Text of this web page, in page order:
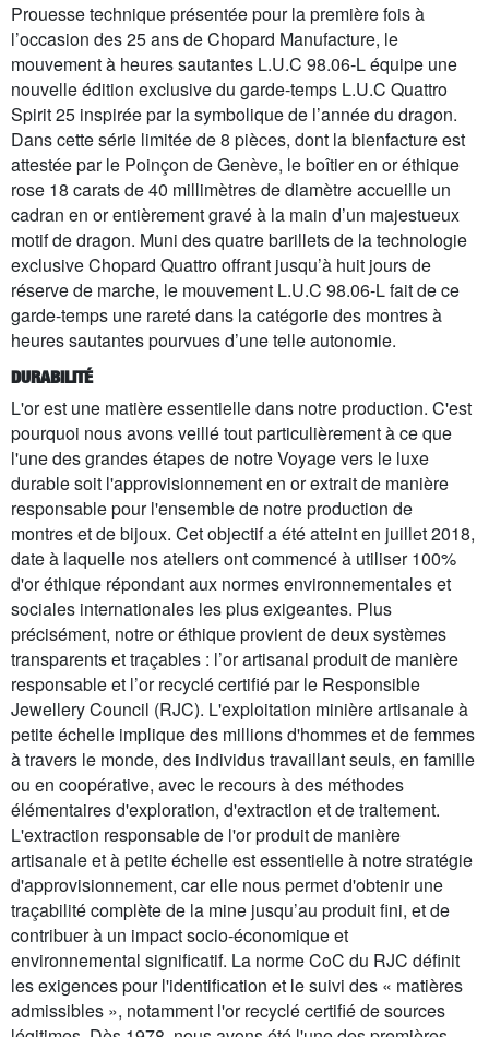
Prouesse technique présentée pour la première fois à
l’occasion des 25 ans de Chopard Manufacture, le
mouvement à heures sautantes L.U.C 98.06-L équipe une
nouvelle édition exclusive du garde-temps L.U.C Quattro
Spirit 25 inspirée par la symbolique de l’année du dragon.
Dans cette série limitée de 8 pièces, dont la bienfacture est
attestée par le Poinçon de Genève, le boîtier en or éthique
rose 18 carats de 40 millimètres de diamètre accueille un
cadran en or entièrement gravé à la main d’un majestueux
motif de dragon. Muni des quatre barillets de la technologie
exclusive Chopard Quattro offrant jusqu’à huit jours de
réserve de marche, le mouvement L.U.C 98.06-L fait de ce
garde-temps une rareté dans la catégorie des montres à
heures sautantes pourvues d’une telle autonomie.
DURABILITÉ
L'or est une matière essentielle dans notre production. C'est
pourquoi nous avons veillé tout particulièrement à ce que
l'une des grandes étapes de notre Voyage vers le luxe
durable soit l'approvisionnement en or extrait de manière
responsable pour l'ensemble de notre production de
montres et de bijoux. Cet objectif a été atteint en juillet 2018,
date à laquelle nos ateliers ont commencé à utiliser 100%
d'or éthique répondant aux normes environnementales et
sociales internationales les plus exigeantes. Plus
précisément, notre or éthique provient de deux systèmes
transparents et traçables : l’or artisanal produit de manière
responsable et l’or recyclé certifié par le Responsible
Jewellery Council (RJC). L'exploitation minière artisanale à
petite échelle implique des millions d'hommes et de femmes
à travers le monde, des individus travaillant seuls, en famille
ou en coopérative, avec le recours à des méthodes
élémentaires d'exploration, d'extraction et de traitement.
L'extraction responsable de l'or produit de manière
artisanale et à petite échelle est essentielle à notre stratégie
d'approvisionnement, car elle nous permet d'obtenir une
traçabilité complète de la mine jusqu’au produit fini, et de
contribuer à un impact socio-économique et
environnemental significatif. La norme CoC du RJC définit
les exigences pour l'identification et le suivi des « matières
admissibles », notamment l'or recyclé certifié de sources